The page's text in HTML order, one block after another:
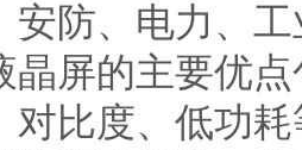
安防、电力、
的主要优点
对比度、低功